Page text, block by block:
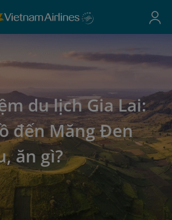
du lịch Gia Lai:
đến Măng Đen
ăn gì?